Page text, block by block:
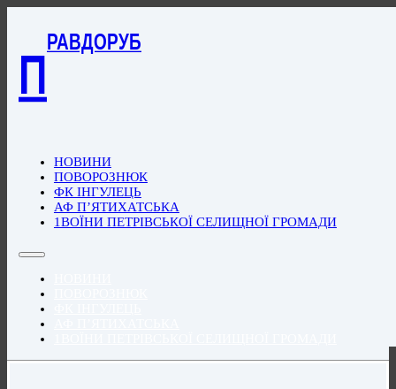
П
РАВДОРУБ
НОВИНИ
ПОВОРОЗНЮК
ФК ІНГУЛЕЦЬ
АФ П’ЯТИХАТСЬКА
1ВОЇНИ ПЕТРІВСЬКОЇ СЕЛИЩНОЇ ГРОМАДИ